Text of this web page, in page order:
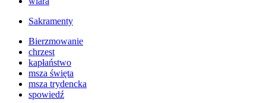
Sakramenty
Bierzmowanie
chrzest
kapłaństwo
msza święta
msza trydencka
spowiedź